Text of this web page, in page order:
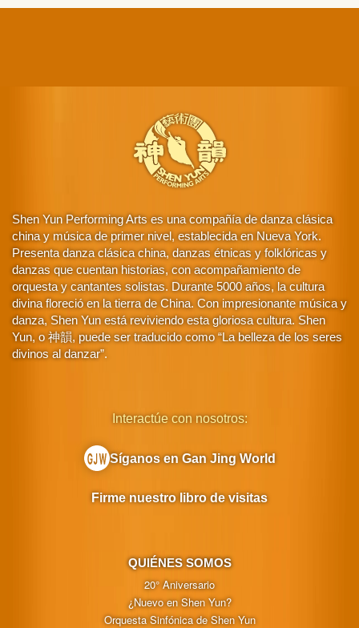
Shen Yun Performing Arts es una compañía de danza clásica
china y música de primer nivel, establecida en Nueva York.
Presenta danza clásica china, danzas étnicas y folklóricas y
danzas que cuentan historias, con acompañamiento de
orquesta y cantantes solistas. Durante 5000 años, la cultura
divina floreció en la tierra de China. Con impresionante música y
danza, Shen Yun está reviviendo esta gloriosa cultura. Shen
Yun, o 神韻, puede ser traducido como “La belleza de los seres
divinos al danzar”.
QUIÉNES SOMOS
20° Aniversario
¿Nuevo en Shen Yun?
Orquesta Sinfónica de Shen Yun
Interactúe con nosotros:
Síganos en Gan Jing World
Firme nuestro libro de visitas